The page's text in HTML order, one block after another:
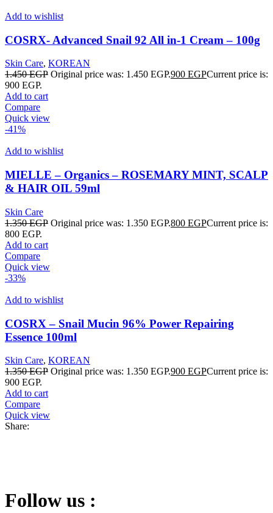
Add to wishlist
COSRX- Advanced Snail 92 All in-1 Cream – 100g
Skin Care, KOREAN
1.450EGP Original price was: 1.450 EGP.900 EGPCurrent price is:
900 EGP.
Add to cart
Compare
Quick view
-41%
Add to wishlist
MIELLE – Organics – ROSEMARY MINT, SCALP
& HAIR OIL 59ml
Skin Care
1.350EGP Original price was: 1.350 EGP.800 EGPCurrent price is:
800 EGP.
Add to cart
Compare
Quick view
-33%
Add to wishlist
COSRX – Snail Mucin 96% Power Repairing
Essence 100ml
Skin Care, KOREAN
1.350EGP Original price was: 1.350 EGP.900 EGPCurrent price is:
900 EGP.
Add to cart
Compare
Quick view
Share:
Follow us :